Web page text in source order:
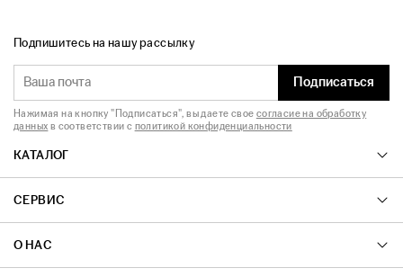
КАТАЛОГ
СЕРВИС
О НАС
Подпишитесь на нашу рассылку
Подписаться
Нажимая на кнопку "Подписаться", вы даете свое согласие на обработку
данных в соответствии с политикой конфиденциальности